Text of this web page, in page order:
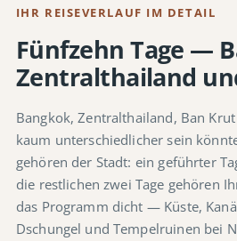
IHR REISEVERLAUF IM DETAIL
Fünfzehn Tage —
Zentralthailand
Bangkok, Zentralthailand, Ban
kaum unterschiedlicher sein
gehören der Stadt: ein geführter
die restlichen zwei Tage gehören
das Programm dicht — Küste,
Dschungel und Tempelruinen bei